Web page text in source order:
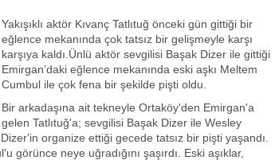
Yakışıklı aktör Kıvanç Tatlıtuğ önceki gün gittiği bir
eğlence mekanında çok tatsız bir gelişmeyle karşı
karşıya kaldı.Ünlü aktör sevgilisi Başak Dizer ile gittiği
Emirgan’daki eğlence mekanında eski aşkı Meltem
Cumbul ile çok fena bir şekilde pişti oldu.
Bir arkadaşına ait tekneyle Ortaköy'den Emirgan'a
gelen Tatlıtuğ'a; sevgilisi Başak Dizer ile Wesley
organize ettiği gecede tatsız bir pişti yaşandı.
görünce neye uğradığını şaşırdı. Eski aşıklar,